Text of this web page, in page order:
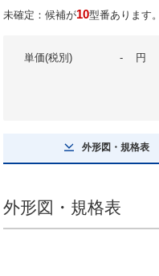
未確定：候補が10型番あります。
単価(税別) - 円
外形図・規格表
外形図・規格表